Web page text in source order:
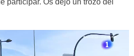
participar. Os dejo un trozo del